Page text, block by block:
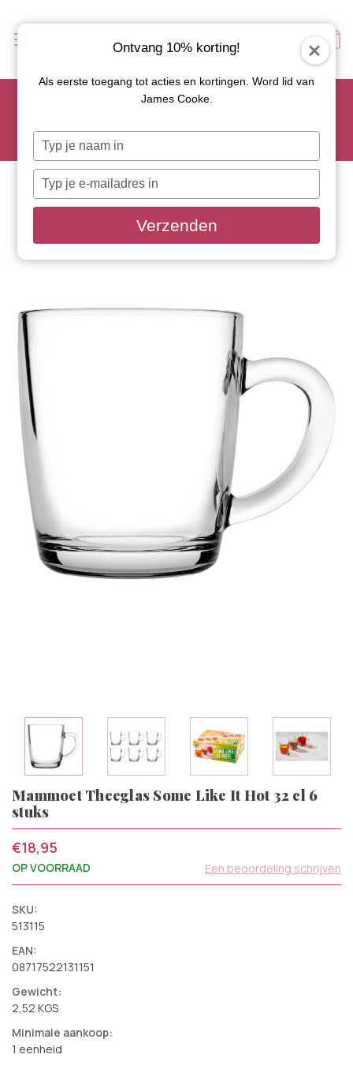
Scoor je favoriete tapasservies nu met 15% korting en
Let op: de actie geldt alleen op geselecteerde artikelen met
Mammoet Theeglas Some Like It Hot 32 cl 6
stuks
€18,95
OP VOORRAAD Een beoordeling schrijven
SKU:
513115
EAN:
08717522131151
Gewicht:
2,52 KGS
Minimale aankoop:
1 eenheid
Ontvang 10% korting!
Als eerste toegang tot acties en kortingen. Word lid van
James Cooke.
Typ
je
naam
Typ
je
e-
in
Verzenden